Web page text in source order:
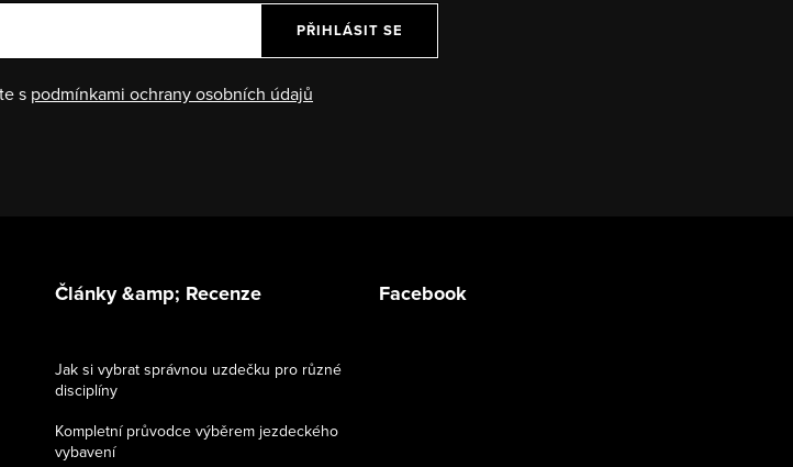
s podmínkami ochrany osobních údajů
PŘIHLÁSIT SE
Články &amp; Recenze
Jak si vybrat správnou uzdečku pro různé
disciplíny
Kompletní průvodce výběrem jezdeckého
vybavení
Facebook